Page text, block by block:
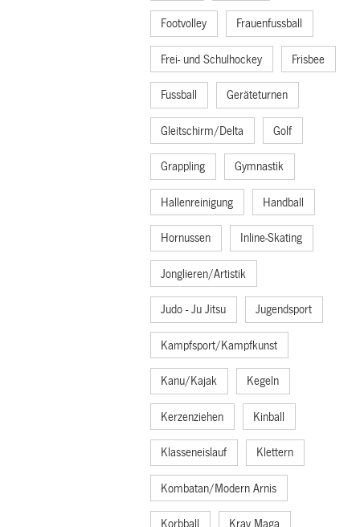
Footvolley Frauenfussball
Frei- und Schulhockey Frisbee
Fussball Geräteturnen
Gleitschirm/Delta Golf
Grappling Gymnastik
Hallenreinigung Handball
Hornussen Inline-Skating
Jonglieren/Artistik
Judo - Ju Jitsu Jugendsport
Kampfsport/Kampfkunst
Kanu/Kajak Kegeln
Kerzenziehen Kinball
Klasseneislauf Klettern
Kombatan/Modern Arnis
Korbball Krav Maga